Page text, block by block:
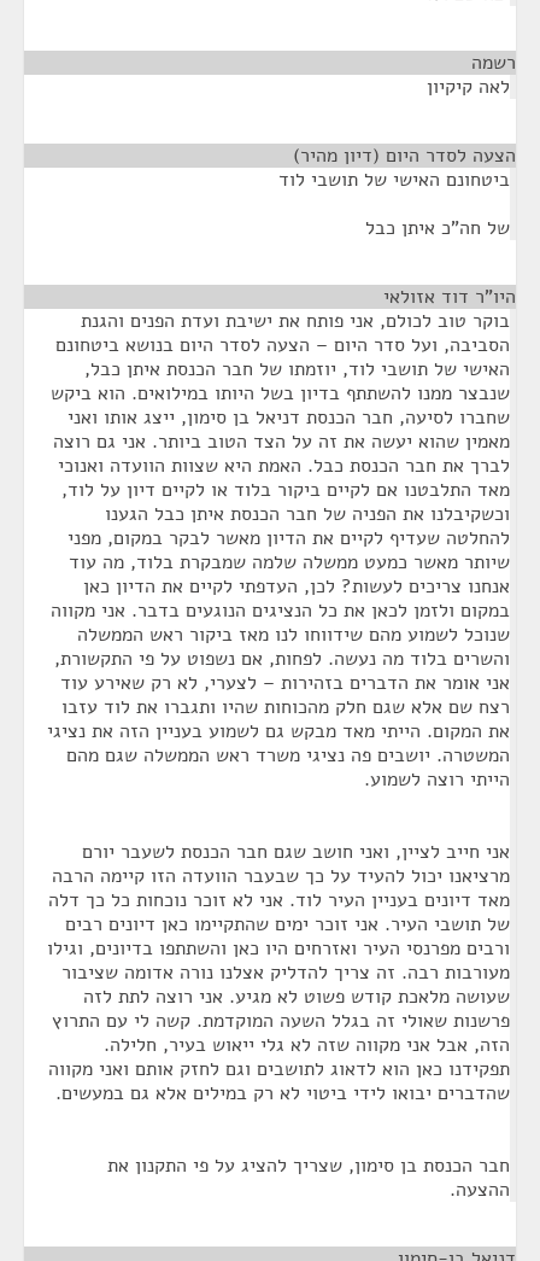
רשמה
לאה קיקיון
הצעה לסדר היום (דיון מהיר)
ביטחונם האישי של תושבי לוד
של חה"כ איתן כבל
היו"ר דוד אזולאי
בוקר טוב לכולם, אני פותח את ישיבת ועדת הפנים והגנת
הסביבה, ועל סדר היום – הצעה לסדר היום בנושא ביטחונם
האישי של תושבי לוד, יוזמתו של חבר הכנסת איתן כבל,
שנבצר ממנו להשתתף בדיון בשל היותו במילואים. הוא ביקש
שחברו לסיעה, חבר הכנסת דניאל בן סימון, ייצג אותו ואני
מאמין שהוא יעשה את זה על הצד הטוב ביותר. אני גם רוצה
לברך את חבר הכנסת כבל. האמת היא שצוות הוועדה ואנוכי
מאד התלבטנו אם לקיים ביקור בלוד או לקיים דיון על לוד,
וכשקיבלנו את הפניה של חבר הכנסת איתן כבל הגענו
להחלטה שעדיף לקיים את הדיון מאשר לבקר במקום, מפני
שיותר מאשר כמעט ממשלה שלמה שמבקרת בלוד, מה עוד
אנחנו צריכים לעשות? לכן, העדפתי לקיים את הדיון כאן
במקום ולזמן לכאן את כל הנציגים הנוגעים בדבר. אני מקווה
שנוכל לשמוע מהם שידווחו לנו מאז ביקור ראש הממשלה
והשרים בלוד מה נעשה. לפחות, אם נשפוט על פי התקשורת,
אני אומר את הדברים בזהירות – לצערי, לא רק שאירע עוד
רצח שם אלא שגם חלק מהכוחות שהיו ותגברו את לוד עזבו
את המקום. הייתי מאד מבקש גם לשמוע בעניין הזה את נציגי
המשטרה. יושבים פה נציגי משרד ראש הממשלה שגם מהם
הייתי רוצה לשמוע.
אני חייב לציין, ואני חושב שגם חבר הכנסת לשעבר יורם
מרציאנו יכול להעיד על כך שבעבר הוועדה הזו קיימה הרבה
מאד דיונים בעניין העיר לוד. אני לא זוכר נוכחות כל כך דלה
של תושבי העיר. אני זוכר ימים שהתקיימו כאן דיונים רבים
ורבים מפרנסי העיר ואזרחים היו כאן והשתתפו בדיונים, וגילו
מעורבות רבה. זה צריך להדליק אצלנו נורה אדומה שציבור
שעושה מלאכת קודש פשוט לא מגיע. אני רוצה לתת לזה
פרשנות שאולי זה בגלל השעה המוקדמת. קשה לי עם התרוץ
הזה, אבל אני מקווה שזה לא גלי ייאוש בעיר, חלילה.
תפקידנו כאן הוא לדאוג לתושבים וגם לחזק אותם ואני מקווה
שהדברים יבואו לידי ביטוי לא רק במילים אלא גם במעשים.
חבר הכנסת בן סימון, שצריך להציג על פי התקנון את
ההצעה.